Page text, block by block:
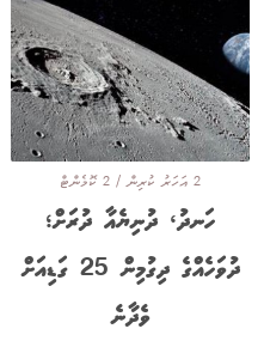
2 އަހަރު ކުރިން / 2 ކޮމެންޓް
ހަނދު، ދުނިޔެއާ ދުރަށް؛
ދުވަހެއްގެ ދިގުމިން 25 ގަޑިއަށް
ވެދާނެ